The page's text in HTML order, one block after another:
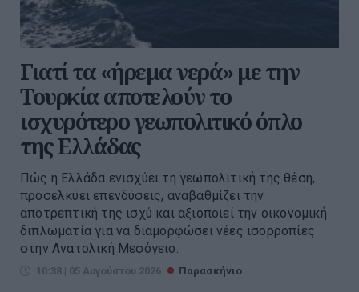
Γιατί τα «ήρεμα νερά» με την
Τουρκία αποτελούν το
ισχυρότερο γεωπολιτικό όπλο
της Ελλάδας
Πώς η Ελλάδα ενισχύει τη γεωπολιτική της θέση,
προσελκύει επενδύσεις, αναβαθμίζει την
αποτρεπτική της ισχύ και αξιοποιεί την οικονομική
διπλωματία για να διαμορφώσει νέες ισορροπίες
στην Ανατολική Μεσόγειο.
10:38 | 05 Αυγούστου 2026 Παρασκήνιο